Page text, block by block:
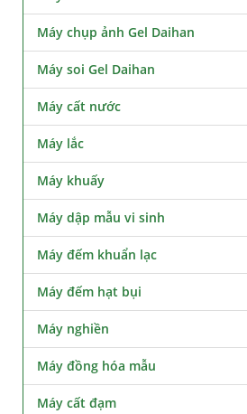
Máy chụp ảnh Gel Daihan
Máy soi Gel Daihan
Máy cất nước
Máy lắc
Máy khuấy
Máy dập mẫu vi sinh
Máy đếm khuẩn lạc
Máy đếm hạt bụi
Máy nghiền
Máy đồng hóa mẫu
Máy cất đạm